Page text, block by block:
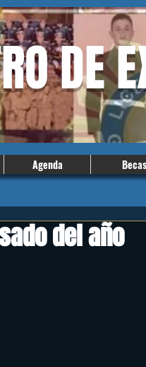
DE
Agenda Becas
del año